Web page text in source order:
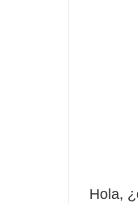
Hola,